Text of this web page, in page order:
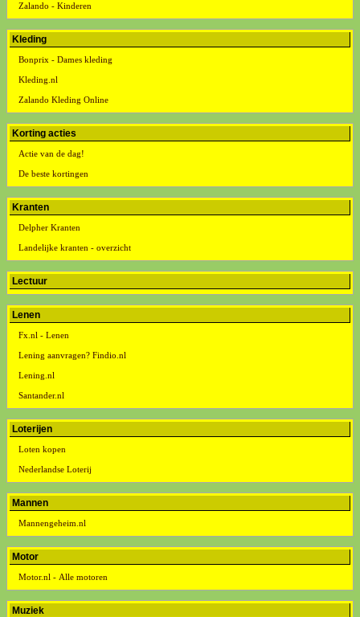
Zalando - Kinderen
Kleding
Bonprix - Dames kleding
Kleding.nl
Zalando Kleding Online
Korting acties
Actie van de dag!
De beste kortingen
Kranten
Delpher Kranten
Landelijke kranten - overzicht
Lectuur
Lenen
Fx.nl - Lenen
Lening aanvragen? Findio.nl
Lening.nl
Santander.nl
Loterijen
Loten kopen
Nederlandse Loterij
Mannen
Mannengeheim.nl
Motor
Motor.nl - Alle motoren
Muziek